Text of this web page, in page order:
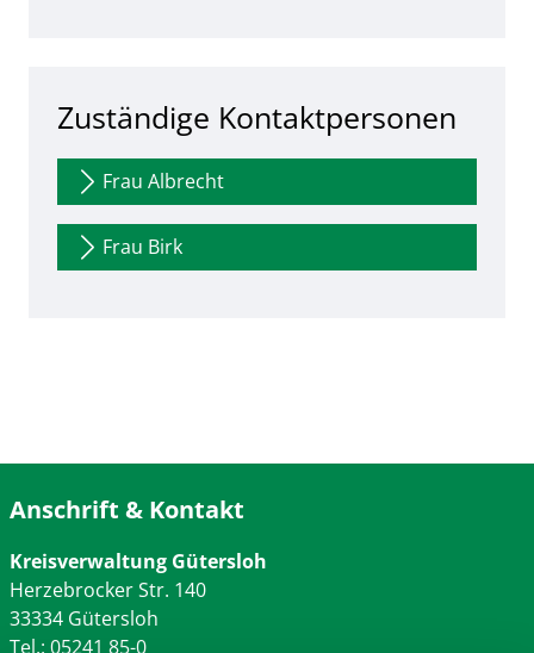
Zuständige Kontaktpersonen
Frau Albrecht
Frau Birk
Anschrift & Kontakt
Kreisverwaltung Gütersloh
Herzebrocker Str. 140
33334 Gütersloh
Tel.: 05241 85-0